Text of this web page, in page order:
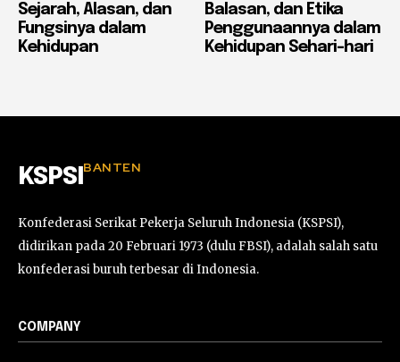
Sejarah, Alasan, dan
Fungsinya dalam
Kehidupan
Balasan, dan Etika
Penggunaannya dalam
Kehidupan Sehari-hari
KSPSI BANTEN
Konfederasi Serikat Pekerja Seluruh Indonesia (KSPSI),
didirikan pada 20 Februari 1973 (dulu FBSI), adalah salah satu
konfederasi buruh terbesar di Indonesia.
COMPANY